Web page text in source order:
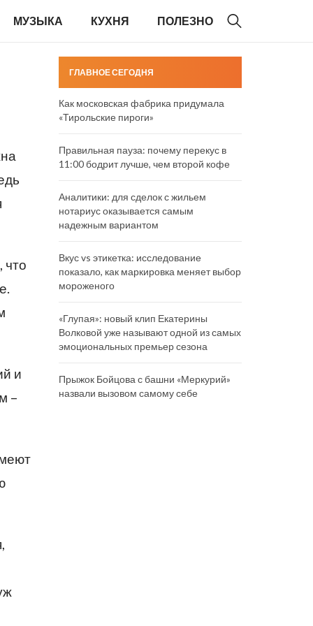
МУЗЫКА КУХНЯ ПОЛЕЗНО
что
и
–
ГЛАВНОЕ СЕГОДНЯ
Как московская фабрика придумала
«Тирольские пироги»
Правильная пауза: почему перекус в
11:00 бодрит лучше, чем второй кофе
Аналитики: для сделок с жильем
нотариус оказывается самым
надежным вариантом
Вкус vs этикетка: исследование
показало, как маркировка меняет выбор
мороженого
«Глупая»: новый клип Екатерины
Волковой уже называют одной из самых
эмоциональных премьер сезона
Прыжок Бойцова с башни «Меркурий»
назвали вызовом самому себе